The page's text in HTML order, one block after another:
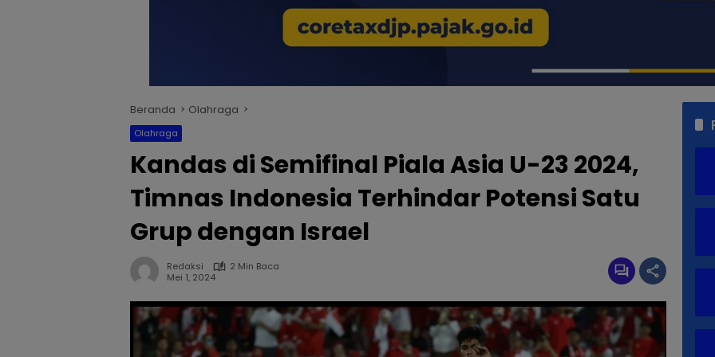
Beranda Olahraga
Olahraga
Kandas di Semifinal Piala Asia U-23 2024,
Timnas Indonesia Terhindar Potensi Satu
Grup dengan Israel
Redaksi
2 Min Baca
Mei 1, 2024